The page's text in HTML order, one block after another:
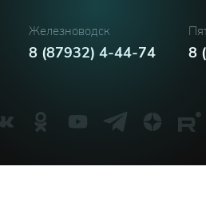
Железноводск
8 (87932) 4-44-74 8